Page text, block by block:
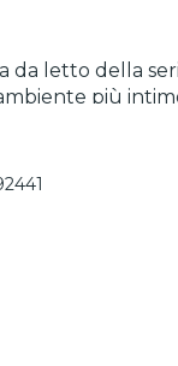
da letto della
più
Il vetro
e delicata.
di colore di 3000K.
di